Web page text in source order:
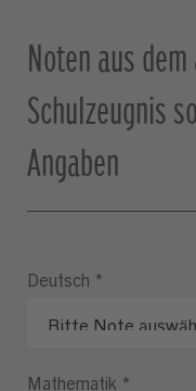
Noten aus
Schulzeugnis
Angaben
Deutsch *
Mathematik *